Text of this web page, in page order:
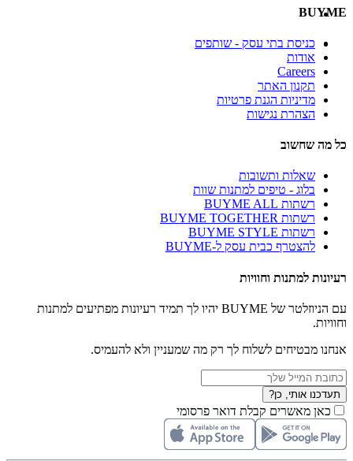
BUYME
כניסת בתי עסק - שותפים
אודות
Careers
תקנון האתר
מדיניות הגנת פרטיות
הצהרת נגישות
כל מה שחשוב
שאלות ותשובות
בלוג - טיפים למתנות שוות
רשתות BUYME ALL
רשתות BUYME TOGETHER
רשתות BUYME STYLE
להצטרף כבית עסק ל-BUYME
רעיונות למתנות וחוויות
עם הניוזלטר של BUYME יהיו לך תמיד רעיונות מפתיעים למתנות
וחוויות.
אנחנו מבטיחים לשלוח לך רק מה שמעניין ולא להעמיס.
תעדכנו אותי, כן?
כאן מאשרים קבלת דואר פרסומי